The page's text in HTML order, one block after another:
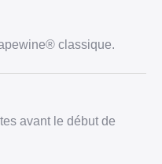
classique.
avant le début de